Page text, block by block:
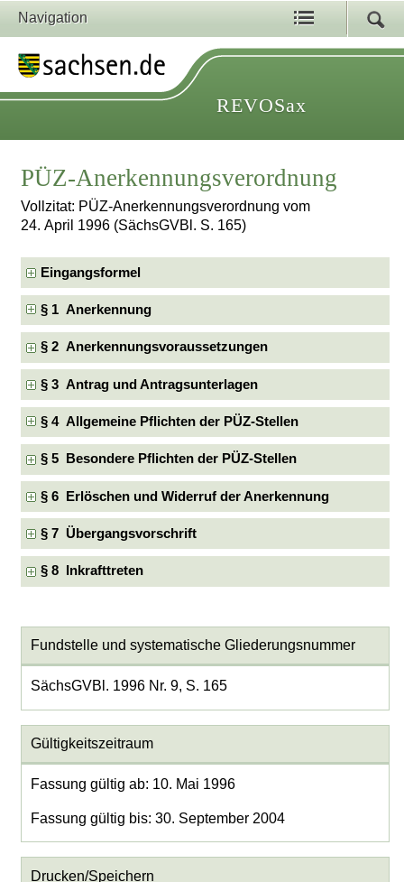
Navigation
REVOSax
PÜZ-Anerkennungsverordnung
Vollzitat: PÜZ-Anerkennungsverordnung vom
24. April 1996 (SächsGVBl. S. 165)
Eingangsformel
§ 1 Anerkennung
§ 2 Anerkennungsvoraussetzungen
§ 3 Antrag und Antragsunterlagen
§ 4 Allgemeine Pflichten der PÜZ-Stellen
§ 5 Besondere Pflichten der PÜZ-Stellen
§ 6 Erlöschen und Widerruf der Anerkennung
§ 7 Übergangsvorschrift
§ 8 Inkrafttreten
Fundstelle und systematische Gliederungsnummer
SächsGVBl. 1996 Nr. 9, S. 165
Gültigkeitszeitraum
Fassung gültig ab: 10. Mai 1996
Fassung gültig bis: 30. September 2004
Drucken/Speichern